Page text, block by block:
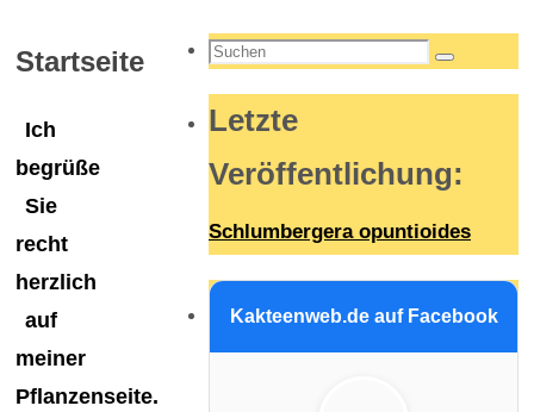
Startseite
Ich
begrüße
Sie
recht
herzlich
auf
meiner
Pflanzenseite.
Suchen
Suchen
Letzte
Veröffentlichung:
Schlumbergera opuntioides
Kakteenweb.de auf Facebook